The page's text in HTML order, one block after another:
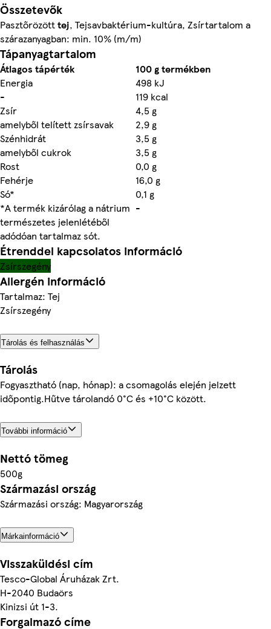
Összetevők
Pasztőrözötttej, Tejsavbaktérium-kultúra, Zsírtartalom a
szárazanyagban: min. 10% (m/m)
Tápanyagtartalom
Átlagos tápérték
100 g termékben
Energia
498 kJ
-
119 kcal
Zsír
4,5 g
amelyből telített zsírsavak
2,9 g
Szénhidrát
3,5 g
amelyből cukrok
3,5 g
Rost
0,0 g
Fehérje
16,0 g
Só*
0,1 g
*A termék kizárólag a nátrium
természetes jelenlétéből
adódóan tartalmaz sót.
-
Étrenddel kapcsolatos információ
Zsírszegény
Allergén információ
Tartalmaz: Tej
Zsírszegény
Tárolás és felhasználás
Tárolás
Fogyasztható (nap, hónap): a csomagolás elején jelzett
időpontig.Hűtve tárolandó 0°C és +10°C között.
További információ
Nettó tömeg
500g
Származási ország
Származási ország: Magyarország
Márkainformáció
Visszaküldési cím
Tesco-Global Áruházak Zrt.
H-2040 Budaörs
Kinizsi út 1-3.
Forgalmazó címe